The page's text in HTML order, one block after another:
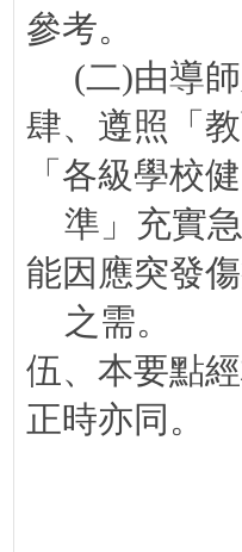
參考。
(二)由導
肆、遵照「
「各級學校
準」 充實
能因應突發
之需。
伍、本要點經
正時亦同。